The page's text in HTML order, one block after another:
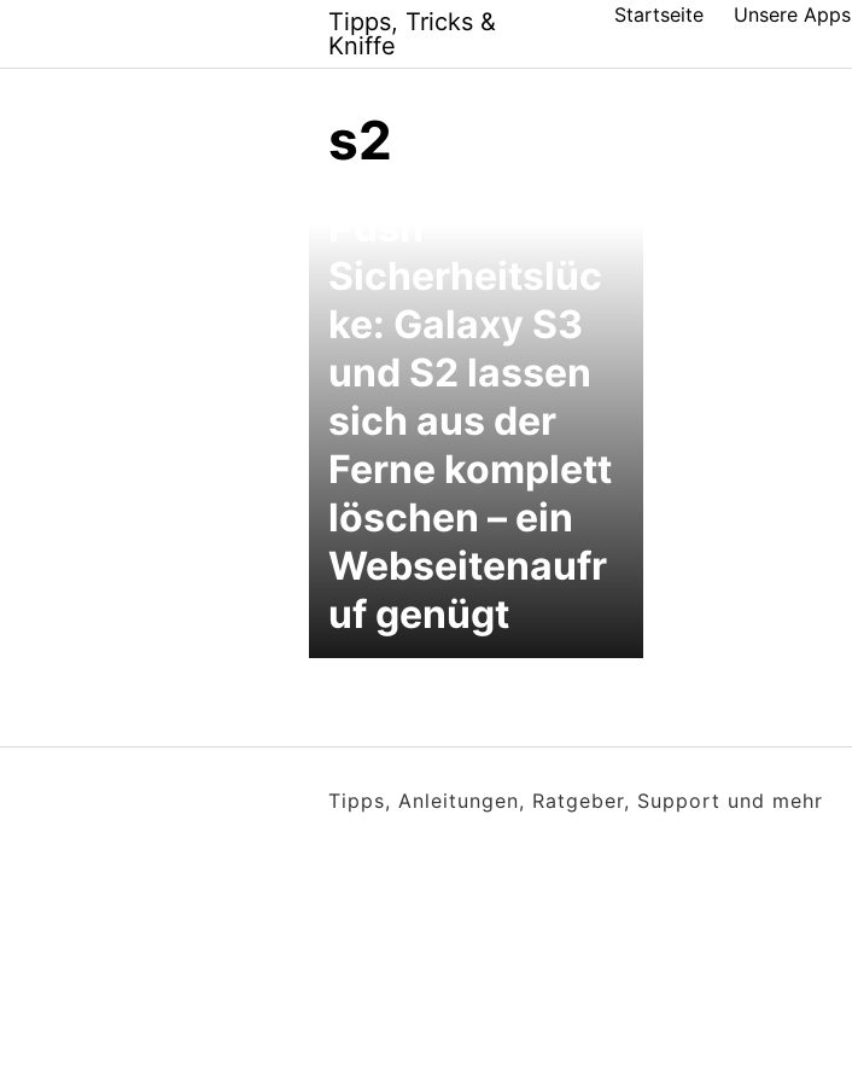
content
Tipps, Tricks &
Kniffe
Startseite Unsere Apps
s2
Sicherheitslüc
ke: Galaxy S3
und S2 lassen
sich aus der
Ferne komplett
löschen – ein
Webseitenaufr
uf genügt
Tipps, Anleitungen, Ratgeber, Support und mehr